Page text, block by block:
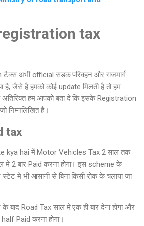
tax
अभी official सड़क परिवहन और राजमार्ग
है, जैसे है हमको कोई update मिलती है तो हम
हम आपको बता दे कि इसके Registration
निम्नलिखित है।
tax
kya hai में Motor Vehicles Tax 2 साल तक
मे 2 बार Paid करना होगा। इस scheme के
मे भी आसानी से बिना किसी रोक के चलाया जा
बाद Road Tax साल मे एक ही बार देना होगा और
Paid करना होगा।